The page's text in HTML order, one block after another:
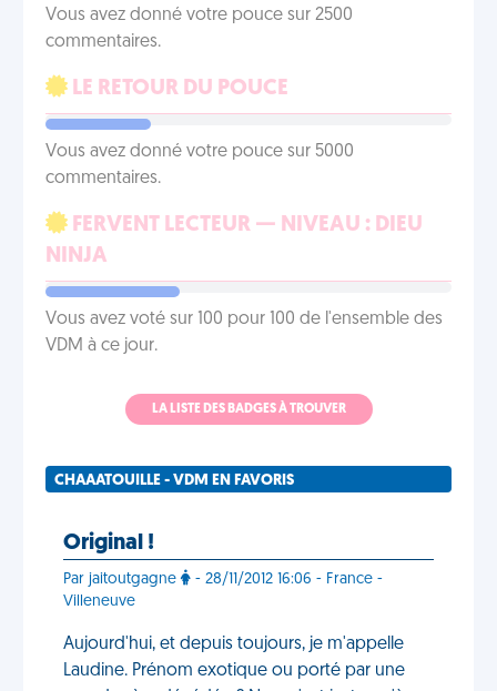
Vous avez donné votre pouce sur 2500
commentaires.
LE RETOUR DU POUCE
Vous avez donné votre pouce sur 5000
commentaires.
FERVENT LECTEUR — NIVEAU : DIEU
NINJA
Vous avez voté sur 100 pour 100 de l'ensemble des
VDM à ce jour.
LA LISTE DES BADGES À TROUVER
CHAAATOUILLE - VDM EN FAVORIS
Original !
Par jaitoutgagne
- 28/11/2012 16:06 - France -
Villeneuve
Aujourd'hui, et depuis toujours, je m'appelle
Laudine. Prénom exotique ou porté par une